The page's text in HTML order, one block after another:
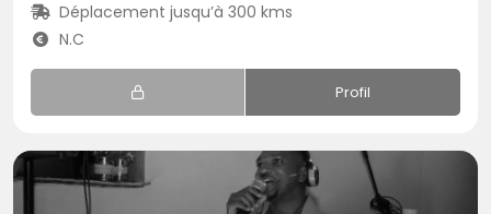
Déplacement jusqu’à 300 kms
N.C
Profil